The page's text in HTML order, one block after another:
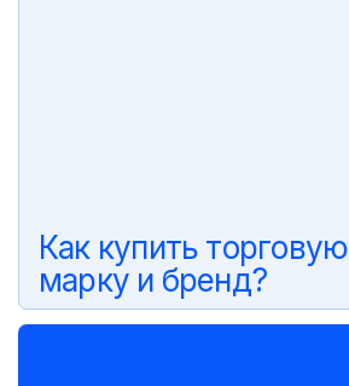
Как купить торговую
марку и бренд?